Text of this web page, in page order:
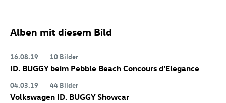
Alben mit diesem Bild
16.08.19 10 Bilder
ID. BUGGYbeim Pebble Beach Concours d’Elegance
04.03.19 44 Bilder
Volkswagen ID. BUGGYShowcar